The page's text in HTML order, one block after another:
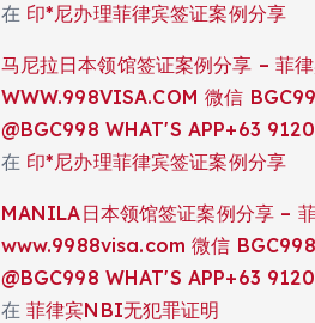
在 印*尼办理菲律宾签证案例分享
马尼拉日本领馆签证案例分享 – 菲
WWW.998VISA.COM 微信
@BGC998 WHAT'S APP+63
在 印*尼办理菲律宾签证案例分享
MANILA日本领馆签证案例分享 –
www.9988visa.com 微信
@BGC998 WHAT'S APP+63
在 菲律宾NBI无犯罪证明